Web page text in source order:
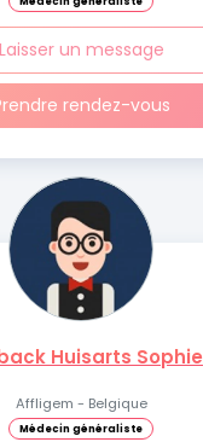
Laisser un message
rendez-vous
Huisarts Sophie
Affligem - Belgique
Médecin généraliste